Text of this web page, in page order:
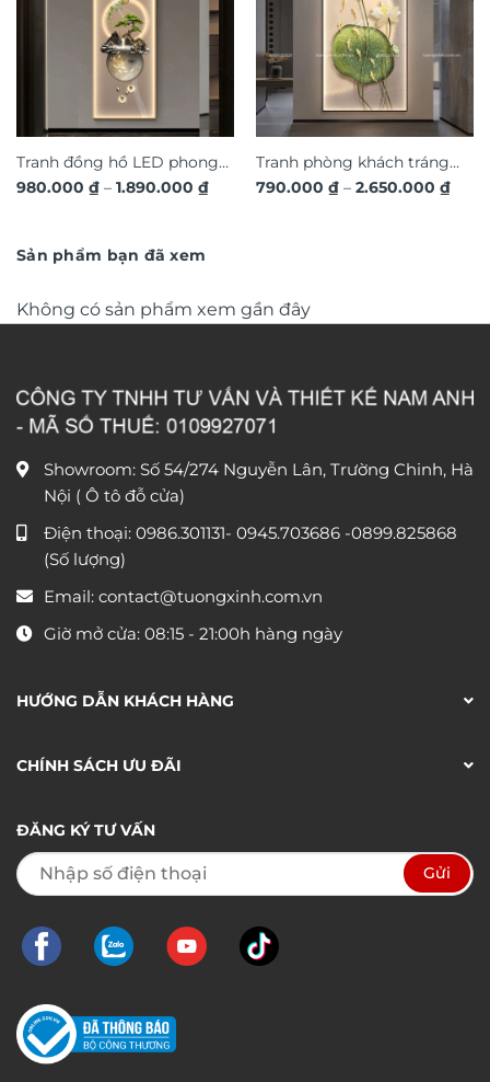
Tranh đồng hồ LED phong
cảnh 3D nghệ thuật DG365
980.000 ₫ – 1.890.000 ₫Khoảng
Tranh phòng khách tráng
gương đèn LED đính đá pha
790.000 ₫ – 2.650.000 ₫
Sản phẩm bạn đã xem
Không có sản phẩm xem gần đây
Showroom: Số 54/274 Nguyễn Lân, Trường Chinh, Hà
Nội ( Ô tô đỗ cửa)
Điện thoại: 0986.301131- 0945.703686 -0899.825868
(Số lượng)
Email: contact@tuongxinh.com.vn
Giờ mở cửa: 08:15 - 21:00h hàng ngày
HƯỚNG DẪN KHÁCH HÀNG
CHÍNH SÁCH ƯU ĐÃI
ĐĂNG KÝ TƯ VẤN